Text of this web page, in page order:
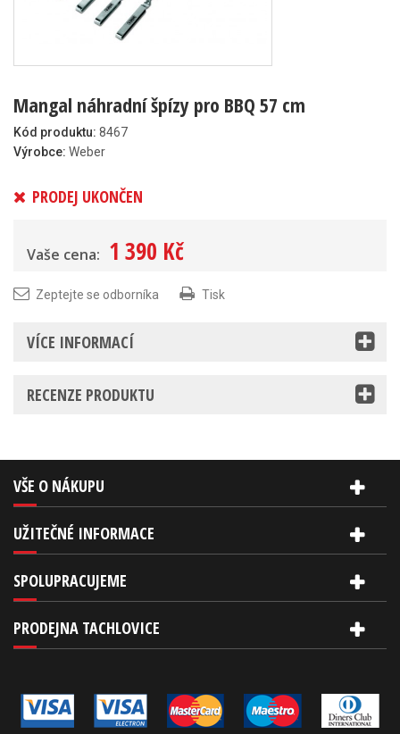
Mangal náhradní špízy pro BBQ 57 cm
Kód produktu: 8467
Výrobce: Weber
PRODEJ UKONČEN
Vaše cena: 1 390 Kč
Zeptejte se odborníka Tisk
VÍCE INFORMACÍ
RECENZE PRODUKTU
VŠE O NÁKUPU
UŽITEČNÉ INFORMACE
SPOLUPRACUJEME
PRODEJNA TACHLOVICE